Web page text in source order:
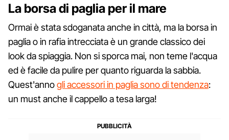
La borsa di paglia per il mare
Ormai è stata sdoganata anche in città, ma la borsa in
paglia o in rafia intrecciata è un grande classico dei
look da spiaggia. Non si sporca mai, non teme l'acqua
ed è facile da pulire per quanto riguarda la sabbia.
Quest'annogli accessori in paglia sono di tendenza:
un must anche il cappello a tesa larga!